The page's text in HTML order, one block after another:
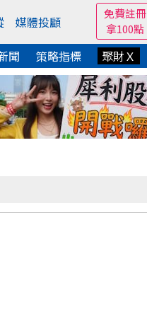
媒體投顧
免費註冊
拿100點
聞 策略指標 聚財Ｘ